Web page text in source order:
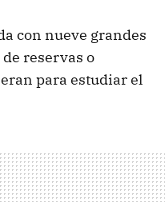
con nueve grandes
reservas o
para estudiar el